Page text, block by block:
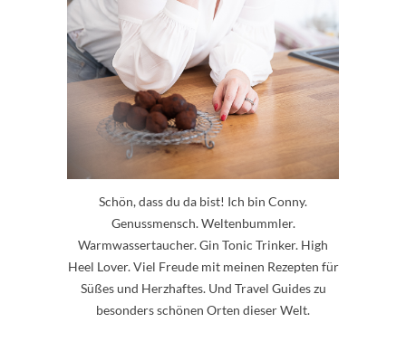
Schön, dass du da bist! Ich bin Conny.
Genussmensch. Weltenbummler.
Warmwassertaucher. Gin Tonic Trinker. High
Heel Lover. Viel Freude mit meinen Rezepten für
Süßes und Herzhaftes. Und Travel Guides zu
besonders schönen Orten dieser Welt.